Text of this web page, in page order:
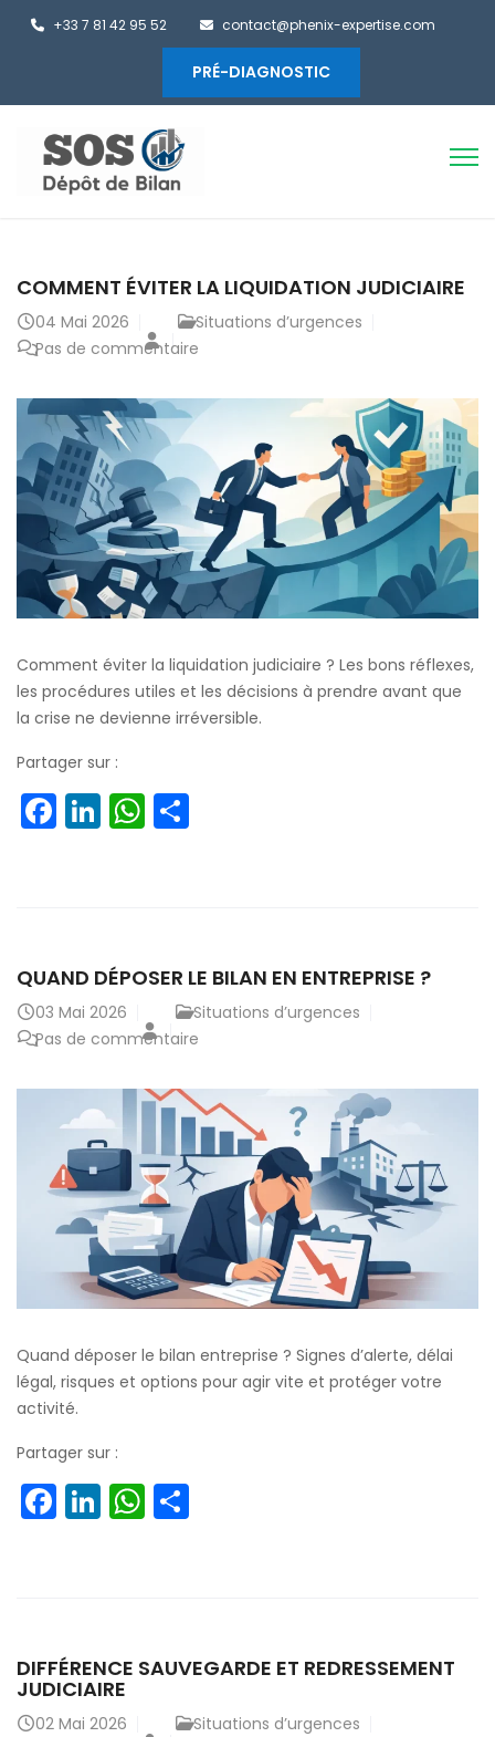
+33 7 81 42 95 52 contact@phenix-expertise.com
PRÉ-DIAGNOSTIC
COMMENT ÉVITER LA LIQUIDATION JUDICIAIRE
04 Mai 2026
Situations d’urgences
Pas de commentaire
Comment éviter la liquidation judiciaire ? Les bons réflexes,
les procédures utiles et les décisions à prendre avant que
la crise ne devienne irréversible.
Partager sur :
Facebook
LinkedIn
WhatsApp
QUAND DÉPOSER LE BILAN EN ENTREPRISE ?
03 Mai 2026
Situations d’urgences
Pas de commentaire
Quand déposer le bilan entreprise ? Signes d’alerte, délai
légal, risques et options pour agir vite et protéger votre
activité.
Partager sur :
Facebook
LinkedIn
WhatsApp
DIFFÉRENCE SAUVEGARDE ET REDRESSEMENT
JUDICIAIRE
02 Mai 2026
Situations d’urgences